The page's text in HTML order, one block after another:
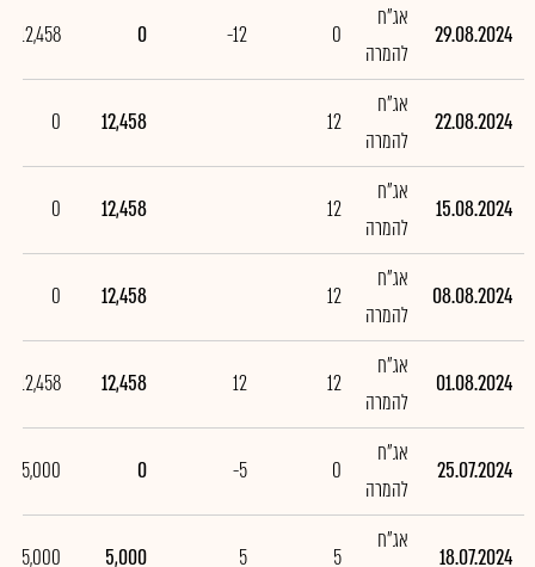
29.08.2024
אג"ח
להמרה
0
-12
0
-12,458
22.08.2024
אג"ח
להמרה
12
12,458
0
15.08.2024
אג"ח
להמרה
12
12,458
0
08.08.2024
אג"ח
להמרה
12
12,458
0
01.08.2024
אג"ח
להמרה
12
12
12,458
12,458
25.07.2024
אג"ח
להמרה
0
-5
0
-5,000
18.07.2024
אג"ח
5
5
5,000
5,000